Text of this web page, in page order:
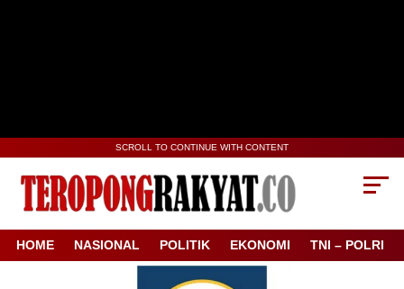
SCROLL TO CONTINUE WITH CONTENT
HOME NASIONAL POLITIK EKONOMI TNI – POLRI